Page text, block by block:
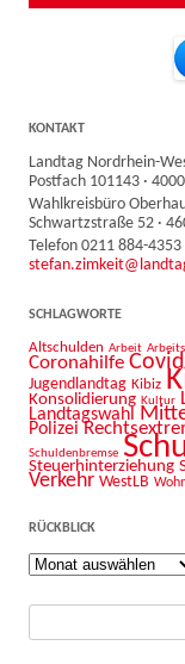
KONTAKT
Landtag Nordrhein-
Postfach 101143 ·
Wahlkreisbüro
Schwartzstraße 52 ·
Telefon 0211 884-4353
SCHLAGWORTE
Altschulden Arbeit
Coronahilfe
Jugendlandtag Kibiz
Konsolidierung Kultur
Landtagswahl
Polizei
Schuldenbremse
Steuerhinterziehung
Verkehr WestLB
RÜCKBLICK
Rückblick